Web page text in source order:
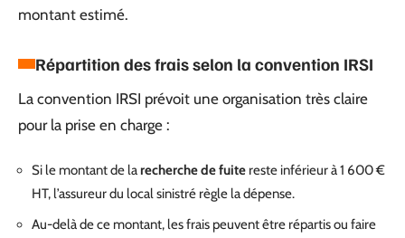
montant estimé.
Répartition des frais selon la convention IRSI
La convention IRSI prévoit une organisation très claire
pour la prise en charge :
Si le montant de larecherche de fuite reste inférieur à 1 600 €
HT, l’assureur du local sinistré règle la dépense.
Au-delà de ce montant, les frais peuvent être répartis ou faire